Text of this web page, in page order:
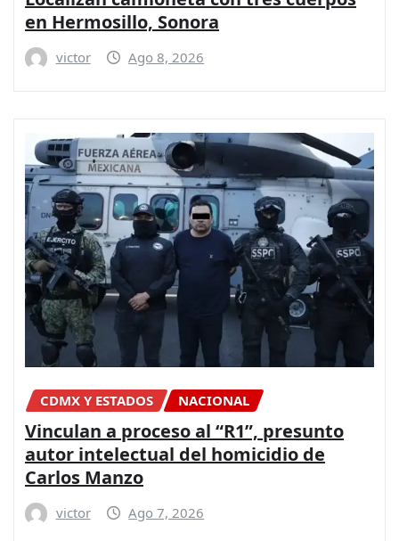
en Hermosillo, Sonora
victor Ago 8, 2026
CDMX Y ESTADOS NACIONAL
Vinculan a proceso al “R1”, presunto
autor intelectual del homicidio de
Carlos Manzo
victor Ago 7, 2026